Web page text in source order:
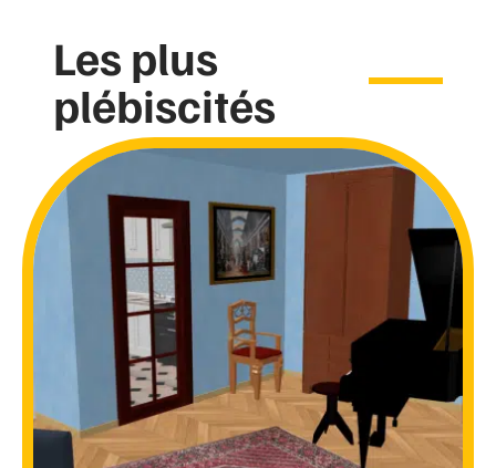
Les plus
plébiscités